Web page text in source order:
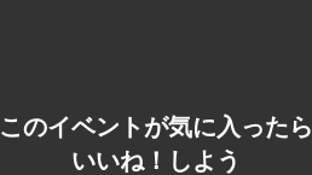
このイベントが気に入ったら
いいね！しよう